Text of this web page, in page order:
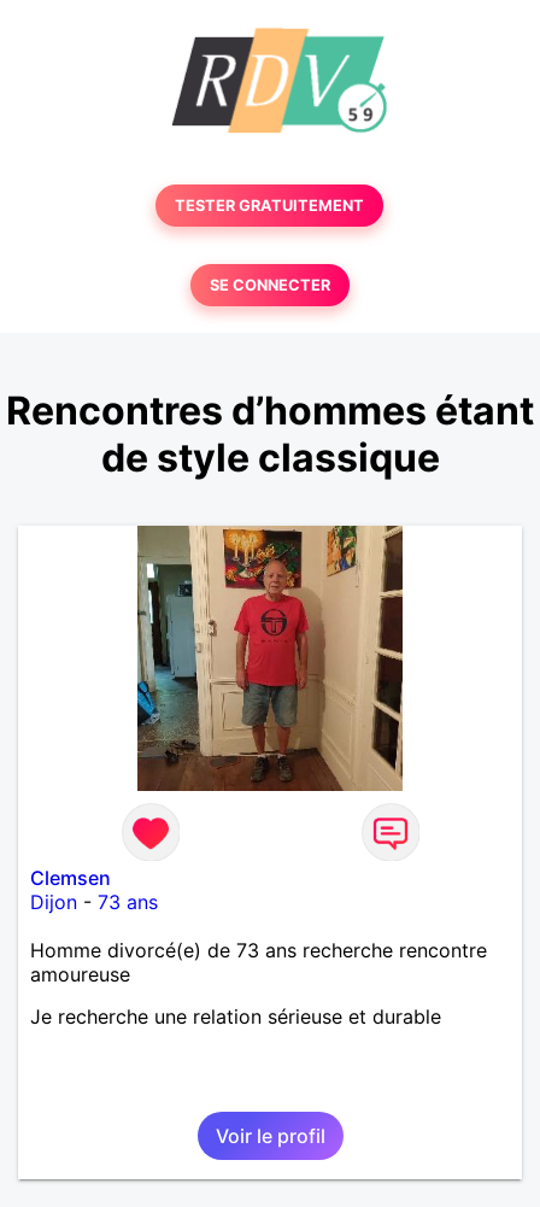
TESTER GRATUITEMENT
SE CONNECTER
Rencontres d’hommes étant
de style classique
Clemsen
Dijon - 73 ans
Homme divorcé(e) de 73 ans recherche rencontre
amoureuse
Je recherche une relation sérieuse et durable
Voir le profil